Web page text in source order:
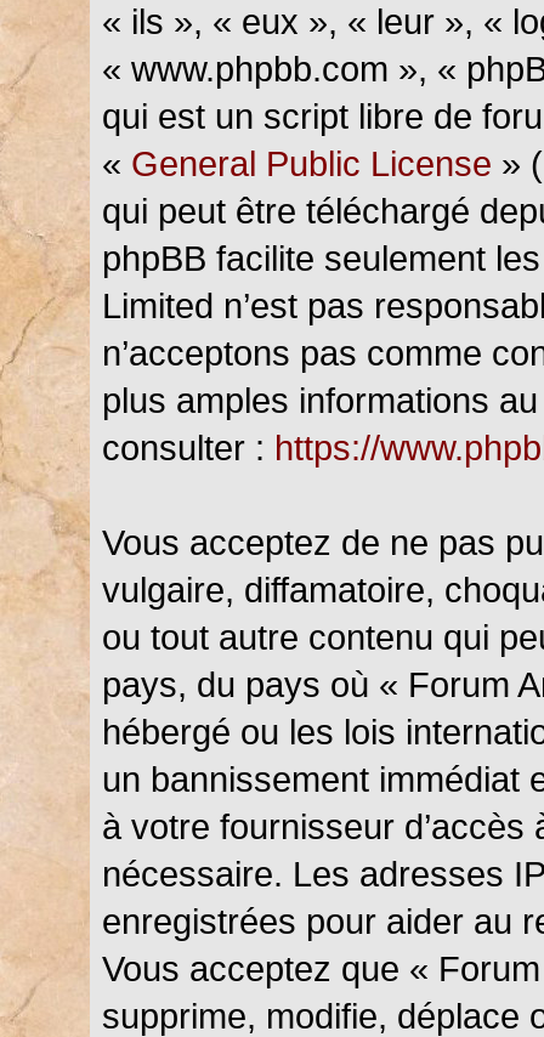
« ils », « eux », « leur », «
« www.phpbb.com », «
qui est un script libre de
« General Public License »
qui peut être téléchargé
phpBB facilite seulement
Limited n’est pas
n’acceptons pas comme
plus amples informations
consulter : https://
Vous acceptez de ne pas
vulgaire, diffamatoire,
ou tout autre contenu qui
pays, du pays où « Forum
hébergé ou les lois
un bannissement immédiat
à votre fournisseur
nécessaire. Les adresses
enregistrées pour aider au
Vous acceptez que «
supprime, modifie, déplace